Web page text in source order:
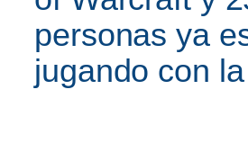
personas ya
jugando con